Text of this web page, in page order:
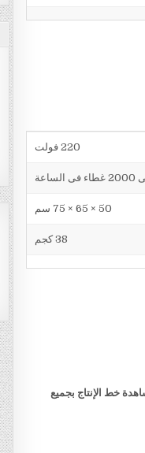
220 فولت
50 × 65 × 75 سم
38 كجم
خط الإنتاج بجميع